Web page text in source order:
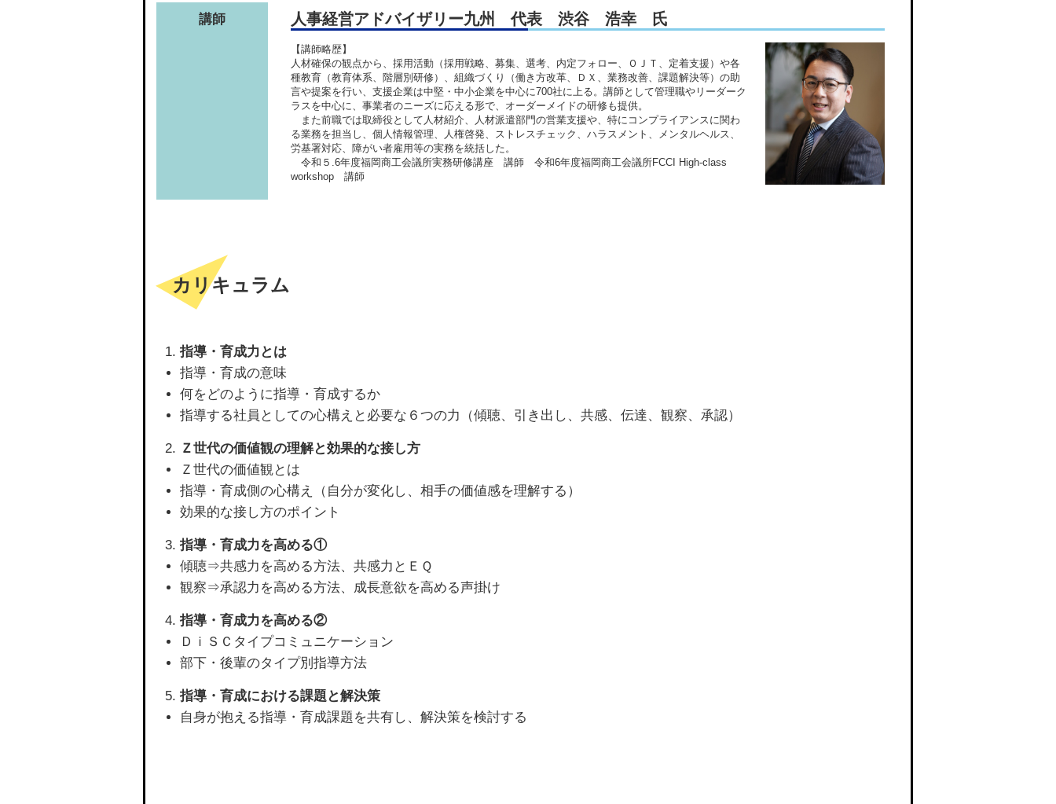
講師 人事経営アドバイザリー九州 代表 渋谷 浩幸 氏
【講師略歴】
人材確保の観点から、採用活動（採用戦略、募集、選考、内定フォロー、ＯＪＴ、定着支援）や各
種教育（教育体系、階層別研修）、組織づくり（働き方改革、ＤＸ、業務改善、課題解決等）の助
言や提案を行い、支援企業は中堅・中小企業を中心に700社に上る。講師として管理職やリーダーク
ラスを中心に、事業者のニーズに応える形で、オーダーメイドの研修も提供。
また前職では取締役として人材紹介、人材派遣部門の営業支援や、特にコンプライアンスに関わ
る業務を担当し、個人情報管理、人権啓発、ストレスチェック、ハラスメント、メンタルヘルス、
労基署対応、障がい者雇用等の実務を統括した。
令和５.6年度福岡商工会議所実務研修講座 講師 令和6年度福岡商工会議所FCCI High-class
workshop 講師
カリキュラム
指導・育成力とは
指導・育成の意味
何をどのように指導・育成するか
指導する社員としての心構えと必要な６つの力（傾聴、引き出し、共感、伝達、観察、承認）
Ｚ世代の価値観の理解と効果的な接し方
Ｚ世代の価値観とは
指導・育成側の心構え（自分が変化し、相手の価値感を理解する）
効果的な接し方のポイント
指導・育成力を高める①
傾聴⇒共感力を高める方法、共感力とＥＱ
観察⇒承認力を高める方法、成長意欲を高める声掛け
指導・育成力を高める②
ＤｉＳＣタイプコミュニケーション
部下・後輩のタイプ別指導方法
指導・育成における課題と解決策
自身が抱える指導・育成課題を共有し、解決策を検討する